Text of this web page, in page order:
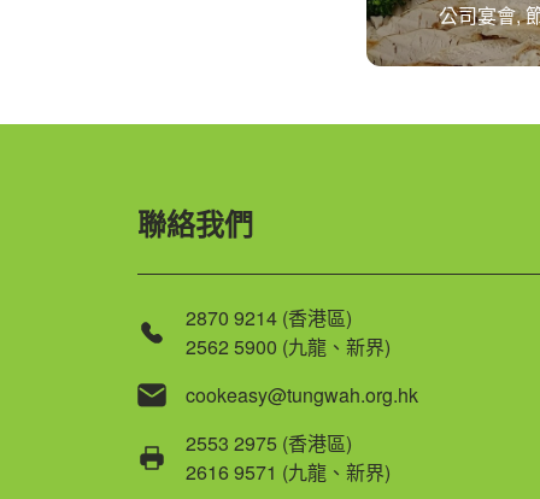
公司宴會,
聯絡我們
2870 9214 (香港區)
2562 5900 (九龍、新界)
cookeasy@tungwah.org.hk
2553 2975 (香港區)
2616 9571 (九龍、新界)